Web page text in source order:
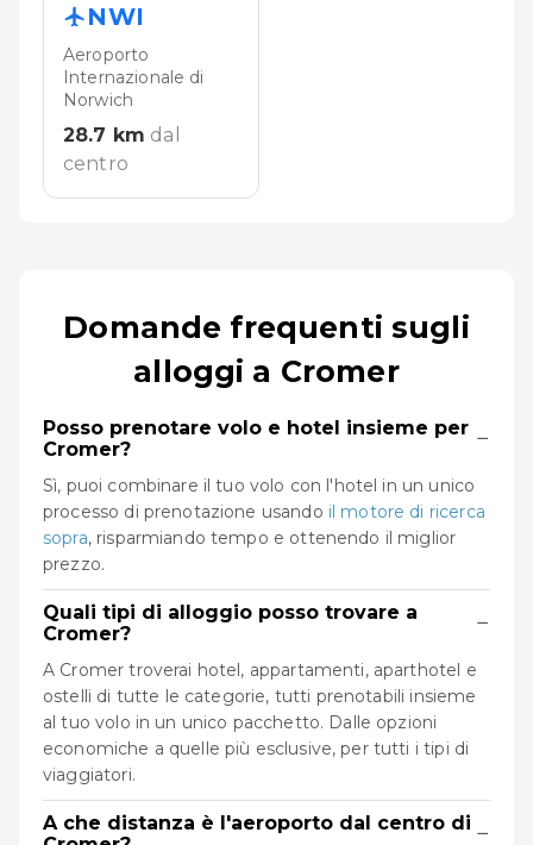
NWI
Aeroporto
Internazionale di
Norwich
28.7 km dal
centro
Domande frequenti sugli
alloggi a Cromer
Posso prenotare volo e hotel insieme per
Cromer?
−
Sì, puoi combinare il tuo volo con l'hotel in un unico
processo di prenotazione usando il motore di ricerca
sopra, risparmiando tempo e ottenendo il miglior
prezzo.
Quali tipi di alloggio posso trovare a
Cromer?
−
A Cromer troverai hotel, appartamenti, aparthotel e
ostelli di tutte le categorie, tutti prenotabili insieme
al tuo volo in un unico pacchetto. Dalle opzioni
economiche a quelle più esclusive, per tutti i tipi di
viaggiatori.
A che distanza è l'aeroporto dal centro di −